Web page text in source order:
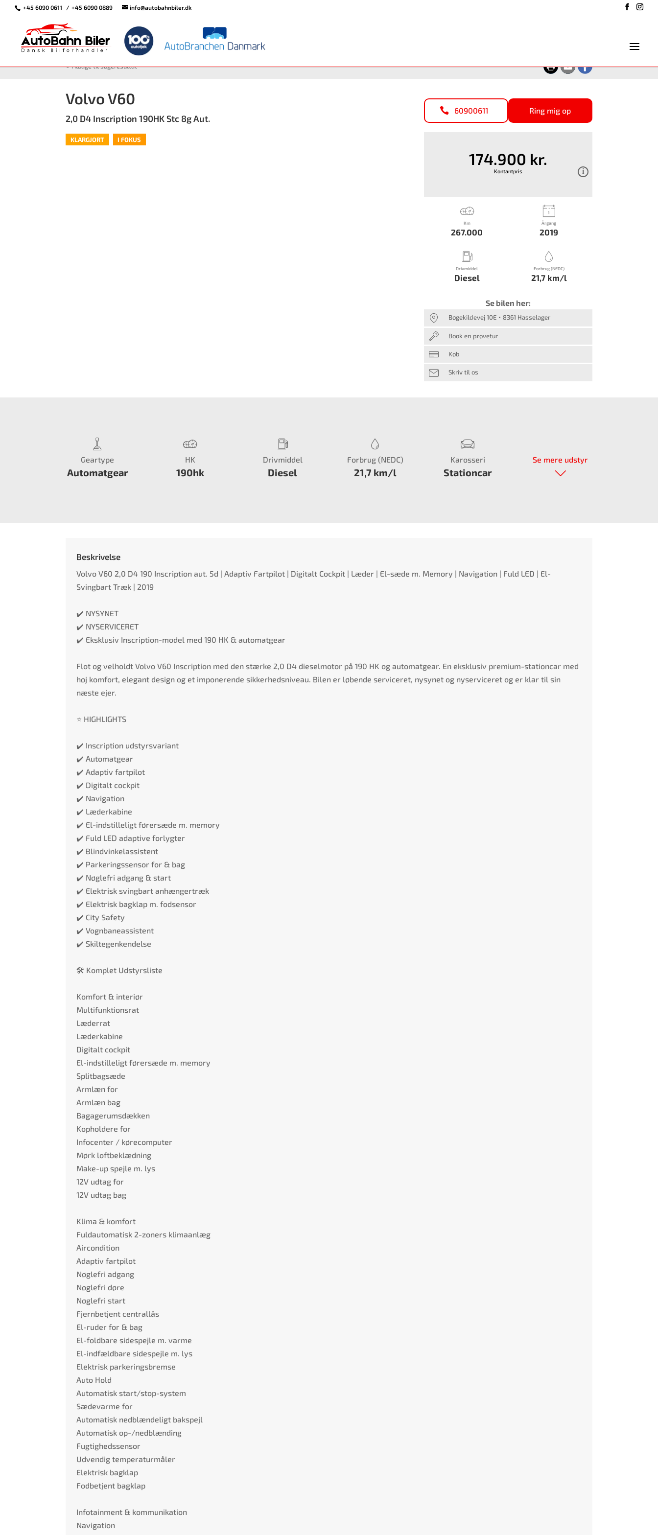
+45 6090 0611 +45 6090 0889 info@autobahnbiler.dk
<Tilbage til søgeresultat
Volvo V60
2,0 D4 Inscription 190HK Stc 8g Aut.
60900611 Ring mig op
KLARGJORT I FOKUS
174.900 kr.
Kontantpris
Km
267.000
Årgang
2019
Drivmiddel
Diesel
Forbrug (NEDC)
21,7 km/l
Se bilen her:
Bøgekildevej 10E 8361 Hasselager
Book en prøvetur
Køb
Skriv til os
Geartype
Automatgear
HK
190hk
Drivmiddel
Diesel
Forbrug (NEDC)
21,7 km/l
Karosseri
Stationcar
Se mere udstyr
Beskrivelse
Volvo V60 2,0 D4 190 Inscription aut. 5d | Adaptiv Fartpilot | Digitalt Cockpit | Læder | El-sæde m. Memory | Navigation | Fuld LED | El-
Svingbart Træk | 2019
✔️ NYSYNET
✔️ NYSERVICERET
✔️ Eksklusiv Inscription-model med 190 HK & automatgear
Flot og velholdt Volvo V60 Inscription med den stærke 2,0 D4 dieselmotor på 190 HK og automatgear. En eksklusiv premium-stationcar med
høj komfort, elegant design og et imponerende sikkerhedsniveau. Bilen er løbende serviceret, nysynet og nyserviceret og er klar til sin
næste ejer.
⭐ HIGHLIGHTS
✔️ Inscription udstyrsvariant
✔️ Automatgear
✔️ Adaptiv fartpilot
✔️ Digitalt cockpit
✔️ Navigation
✔️ Læderkabine
✔️ El-indstilleligt førersæde m. memory
✔️ Fuld LED adaptive forlygter
✔️ Blindvinkelassistent
✔️ Parkeringssensor for & bag
✔️ Nøglefri adgang & start
✔️ Elektrisk svingbart anhængertræk
✔️ Elektrisk bagklap m. fodsensor
✔️ City Safety
✔️ Vognbaneassistent
✔️ Skiltegenkendelse
🛠️ Komplet Udstyrsliste
Komfort & interiør
Multifunktionsrat
Læderrat
Læderkabine
Digitalt cockpit
El-indstilleligt førersæde m. memory
Splitbagsæde
Armlæn for
Armlæn bag
Bagagerumsdækken
Kopholdere for
Infocenter / kørecomputer
Mørk loftbeklædning
Make-up spejle m. lys
12V udtag for
12V udtag bag
Klima & komfort
Fuldautomatisk 2-zoners klimaanlæg
Aircondition
Adaptiv fartpilot
Nøglefri adgang
Nøglefri døre
Nøglefri start
Fjernbetjent centrallås
El-ruder for & bag
El-foldbare sidespejle m. varme
El-indfældbare sidespejle m. lys
Elektrisk parkeringsbremse
Auto Hold
Automatisk start/stop-system
Sædevarme for
Automatisk nedblændeligt bakspejl
Automatisk op-/nedblænding
Fugtighedssensor
Udvendig temperaturmåler
Elektrisk bagklap
Fodbetjent bagklap
Infotainment & kommunikation
Navigation